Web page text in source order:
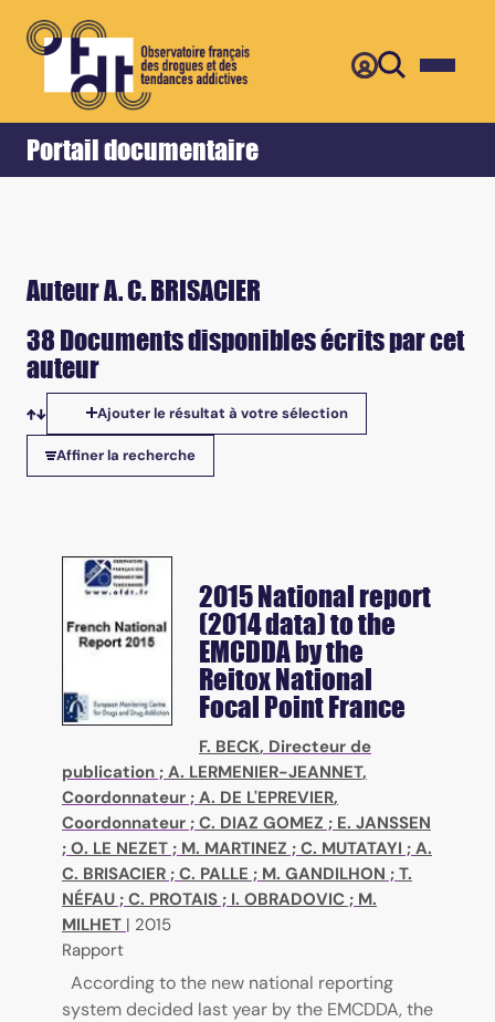
Portail documentaire
Accueil Retour
Auteur A. C. BRISACIER
38 Documents disponibles écrits par cet
auteur
Tris disponibles
Ajouter le résultat à votre sélection
Affiner la recherche
2015 National report
(2014 data) to the
EMCDDA by the
Reitox National
Focal Point France
F. BECK, Directeur de
publication ; A. LERMENIER-JEANNET,
Coordonnateur ; A. DE L'EPREVIER,
Coordonnateur ; C. DIAZ GOMEZ ; E. JANSSEN
; O. LE NEZET ; M. MARTINEZ ; C. MUTATAYI ; A.
C. BRISACIER ; C. PALLE ; M. GANDILHON ; T.
NÉFAU ; C. PROTAIS ; I. OBRADOVIC ; M.
MILHET | 2015
Rapport
According to the new national reporting
system decided last year by the EMCDDA, the